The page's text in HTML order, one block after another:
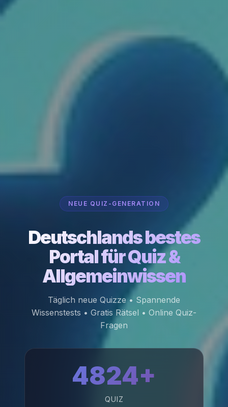
NEUE QUIZ-GENERATION
Deutschlands bestes
Portal für Quiz &
Allgemeinwissen
Täglich neue Quizze • Spannende
Wissenstests • Gratis Rätsel • Online Quiz-
Fragen
4824+
QUIZ